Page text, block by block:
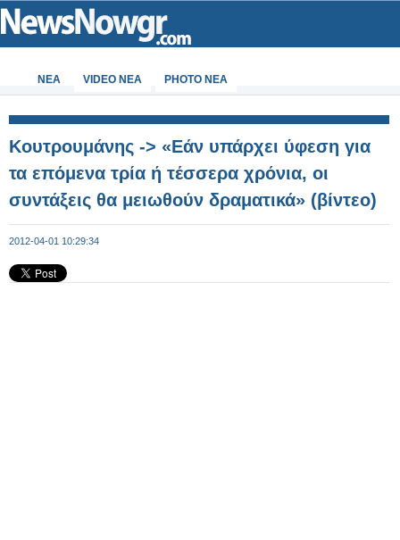
ΝΕΑ VIDEO NEA PHOTO NEA
Κουτρουμάνης -> «Εάν υπάρχει ύφεση για
τα επόμενα τρία ή τέσσερα χρόνια, οι
συντάξεις θα μειωθούν δραματικά» (βίντεο)
2012-04-01 10:29:34